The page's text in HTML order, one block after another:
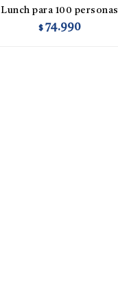
Lunch para 100 personas
$ 74.990